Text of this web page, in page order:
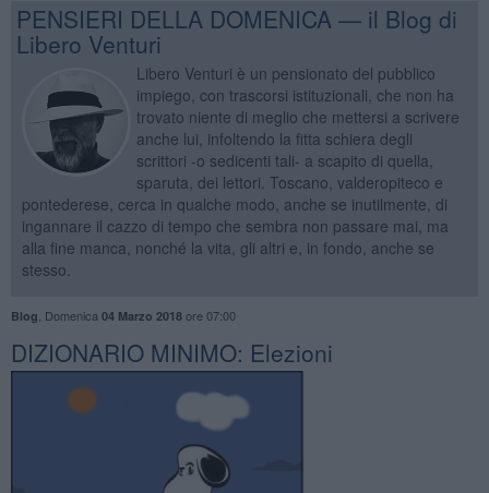
PENSIERI DELLA DOMENICA — il Blog di
Libero Venturi
Libero Venturi è un pensionato del pubblico
impiego, con trascorsi istituzionali, che non ha
trovato niente di meglio che mettersi a scrivere
anche lui, infoltendo la fitta schiera degli
scrittori -o sedicenti tali- a scapito di quella,
sparuta, dei lettori. Toscano, valderopiteco e
pontederese, cerca in qualche modo, anche se inutilmente, di
ingannare il cazzo di tempo che sembra non passare mai, ma
alla fine manca, nonché la vita, gli altri e, in fondo, anche se
stesso.
Blog Domenica 04 Marzo 2018ore 07:00
DIZIONARIO MINIMO: Elezioni